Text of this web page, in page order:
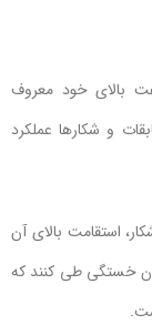
بالای خود معروف
و شکارها عملکرد
استقامت بالای آن
خستگی طی کنند که